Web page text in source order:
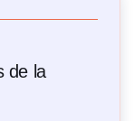
de la